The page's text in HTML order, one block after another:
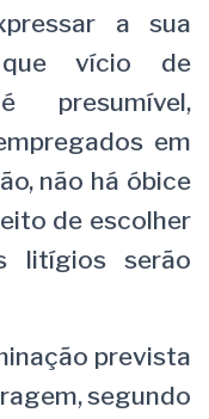
a sua
vício de
presumível,
em
não há óbice
de escolher
litígios serão
prevista
segundo